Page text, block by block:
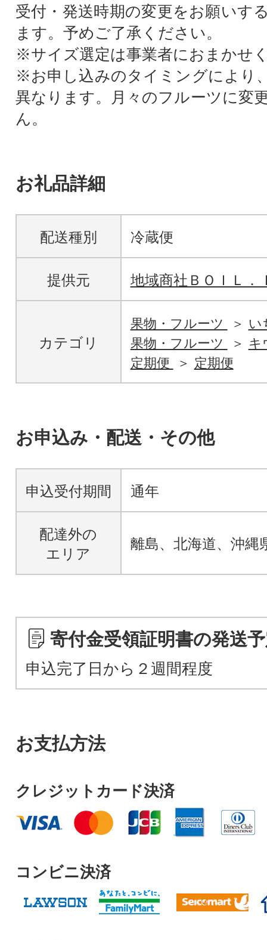
受付・発送時期の変更をお願いす
ます。予めご了承ください。
※サイズ選定は事業者におまかせ
※お申し込みのタイミングにより
異なります。月々のフルーツに変
ん。
お礼品詳細
配送種別 冷蔵便
提供元 地域商社ＢＯＩＬ．
カテゴリ
果物・フルーツ
い
果物・フルーツ
キ
定期便
定期便
お申込み・配送・その他
申込受付期間 通年
配達外の
エリア
離島、北海道、沖縄
寄付金受領証明書の発送
申込完了日から２週間程度
お支払方法
クレジットカード決済
コンビニ決済